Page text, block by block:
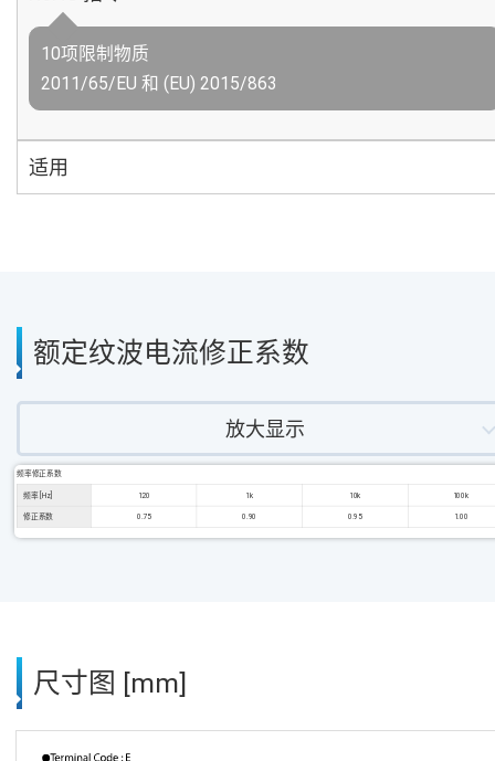
10项限制物质
2011/65/EU 和 (EU) 2015/863
适用
额定纹波电流修正系数
放大显示
频率修正系数
频率 [Hz] 120 1k 10k 100k
修正系数 0.75 0.90 0.95 1.00
尺寸图 [mm]